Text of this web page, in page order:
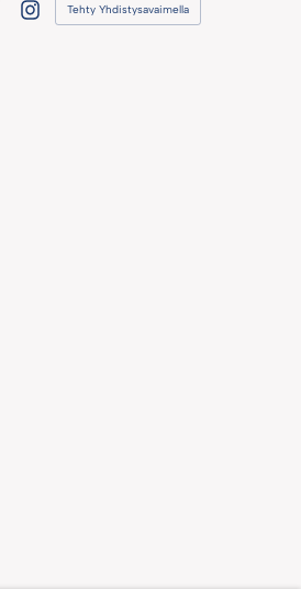
FacebookInstagram
Tehty Yhdistysavaimella